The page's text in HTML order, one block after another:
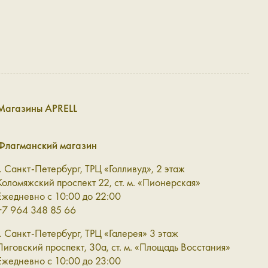
представлена в разных цветах и с удобными
дополнением с городскому или вечернему
бумажник-кошелёк дополняет образ, помогает не
в одно отделение, список покупок — в другое,
любая женщина прячет в своей сумочке: скидочные
женский бумажник с этими мыслями: чтобы в
— тоже разные: можно купить бумажник в тон
много места.
APRELL
магазин
Санкт-Петербург, ТРЦ «Голливуд», 2 этаж
проспект 22, ст. м. «Пионерская»
с 10:00 до 22:00
964 348 85 66
Санкт-Петербург, ТРЦ «Галерея» 3 этаж
проспект, 30а, ст. м. «Площадь Восстания»
с 10:00 до 23:00